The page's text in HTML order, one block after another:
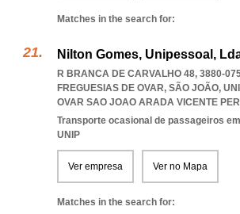
Matches in the search for:
Nilton Gomes, Unipessoal,
R BRANCA DE CARVALHO 48, 3880-
FREGUESIAS DE OVAR, SÃO JOÃO,
OVAR SAO JOAO ARADA VICENTE
Transporte ocasional de passageiros
UNIP
Ver empresa Ver no Mapa
Matches in the search for: